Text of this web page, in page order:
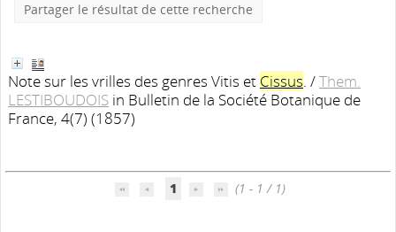
Partager le résultat de cette recherche
Note sur les vrilles des genres Vitis et Cissus. /Them.
LESTIBOUDOIS in Bulletin de la Société Botanique de
France, 4(7) (1857)
1 (1 - 1 / 1)